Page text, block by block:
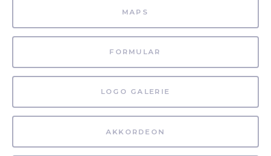
MAPS
FORMULAR
LOGO GALERIE
AKKORDEON